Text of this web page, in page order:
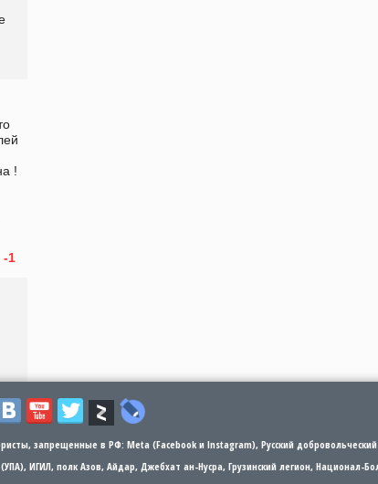
!
-1
запрещенные в РФ: Meta (Facebook и Instagram), Русский
ИГИЛ, полк Азов, Айдар, Джебхат ан-Нусра, Грузинский легион, Национал-